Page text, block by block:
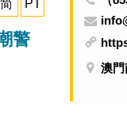
简 PT
警
澳門